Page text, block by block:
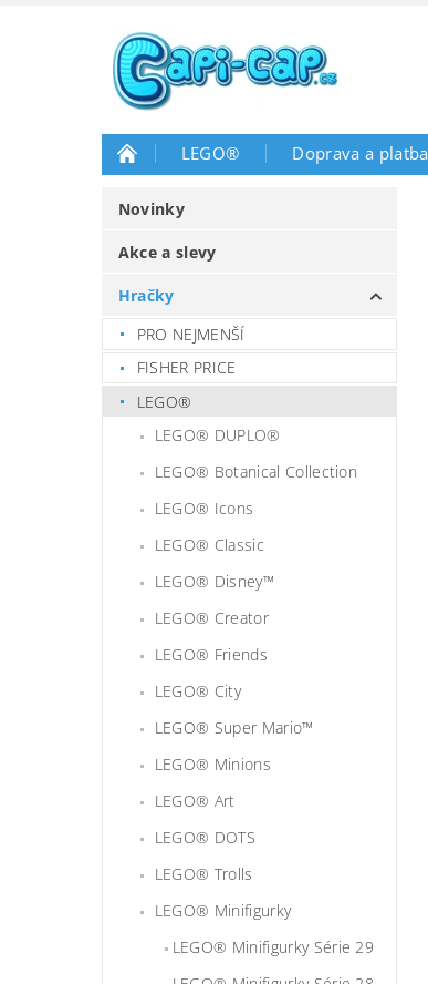
LEGO® Doprava a platba
Novinky
Akce a slevy
Hračky
PRO NEJMENŠÍ
FISHER PRICE
LEGO®
LEGO® DUPLO®
LEGO® Botanical Collection
LEGO® Icons
LEGO® Classic
LEGO® Disney™
LEGO® Creator
LEGO® Friends
LEGO® City
LEGO® Super Mario™
LEGO® Minions
LEGO® Art
LEGO® DOTS
LEGO® Trolls
LEGO® Minifigurky
LEGO® Minifigurky Série 29